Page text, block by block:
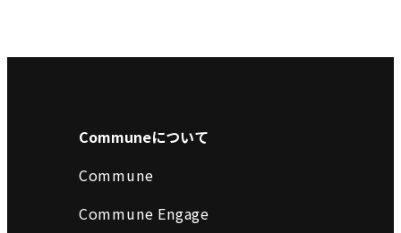
Communeについて
Commune
Commune Engage